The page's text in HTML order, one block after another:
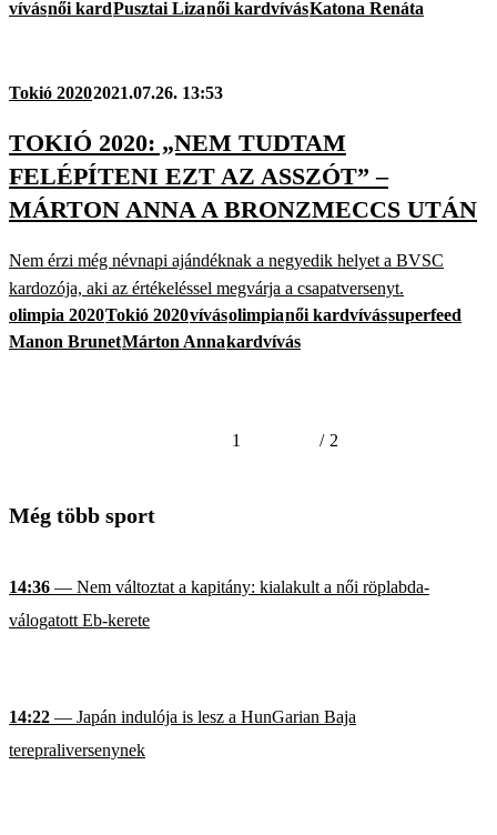
vívásnői kardPusztai Lizanői kardvívásKatona Renáta
Tokió 20202021.07.26. 13:53
TOKIÓ 2020: „NEM TUDTAM
FELÉPÍTENI EZT AZ ASSZÓT” –
MÁRTON ANNA A BRONZMECCS UTÁN
Nem érzi még névnapi ajándéknak a negyedik helyet a BVSC
kardozója, aki az értékeléssel megvárja a csapatversenyt.
olimpia 2020Tokió 2020vívásolimpianői kardvívássuperfeed
Manon BrunetMárton Annakardvívás
1 / 2
Még több sport
14:36 — Nem változtat a kapitány: kialakult a női röplabda-
válogatott Eb-kerete
14:22 — Japán indulója is lesz a HunGarian Baja
terepraliversenynek